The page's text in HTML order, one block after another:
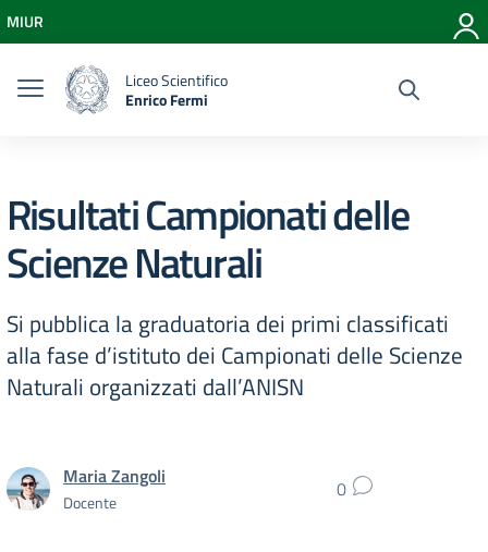
Vai al menu di navigazione
Vai al footer
MIUR
Liceo Scientifico
Enrico Fermi
Risultati Campionati delle
Scienze Naturali
Si pubblica la graduatoria dei primi classificati
alla fase d’istituto dei Campionati delle Scienze
Naturali organizzati dall’ANISN
Maria Zangoli
Docente 0